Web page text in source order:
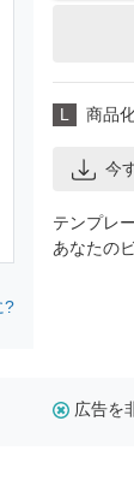
?
L 商品
今
テンプレ
あなたの
広告を